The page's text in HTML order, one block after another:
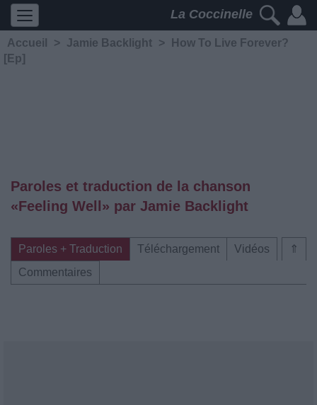
La Coccinelle
Accueil > Jamie Backlight >
How To Live Forever?
[Ep]
Paroles et traduction de la chanson
«Feeling Well» par Jamie Backlight
⇑
Paroles + Traduction Téléchargement
Vidéos
Commentaires